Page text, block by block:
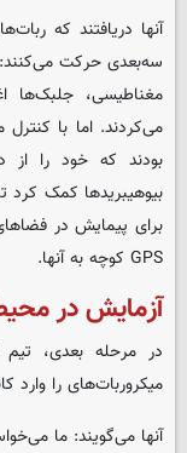
آنها دریافتند که
سه‌بعدی حرکت
مغناطیسی،
می‌کردند. اما با
بودند که خود را از
بیوهیبریدها کمک کرد
برای پیمایش در
GPS کوچه به آنها.
آزمایش در
در مرحله بعدی، تیم
میکروربات‌های را وارد
آنها می‌گویند: ما